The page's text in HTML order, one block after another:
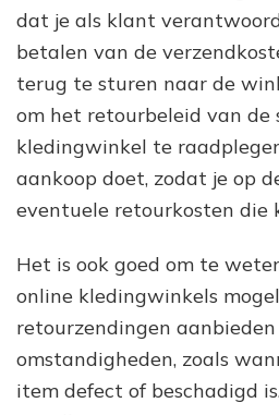
dat je als klant
betalen van de
terug te sturen naar de
om het retourbeleid van de
kledingwinkel te
aankoop doet, zodat je op
eventuele retourkosten die
Het is ook goed om te
online kledingwinkels
retourzendingen
omstandigheden, zoals
item defect of beschadigd